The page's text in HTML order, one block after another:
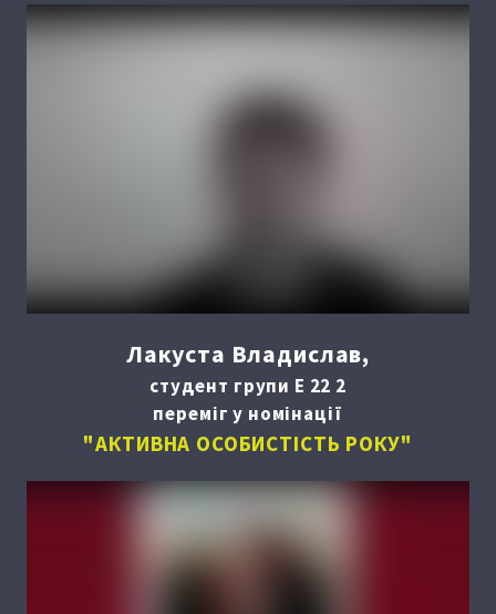
Лакуста Владислав,
студент групи Е 22 2
переміг у номінації
"АКТИВНА ОСОБИСТІСТЬ РОКУ"